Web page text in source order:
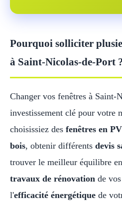
Pourquoi solliciter
à Saint-Nicolas-de-Port
Changer vos fenêtres à Saint-
investissement clé pour votre
choisissiez des fenêtres en
bois, obtenir différents devis
trouver le meilleur équilibre
travaux de rénovation de
l'efficacité énergétique de